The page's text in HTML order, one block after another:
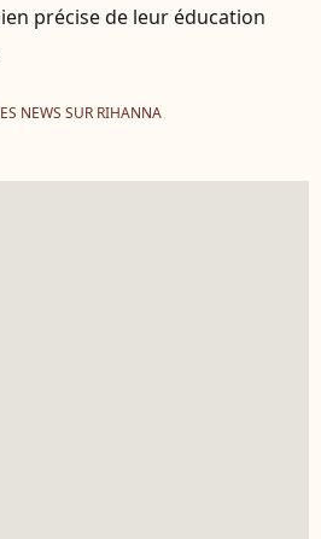
précise de leur éducation
NEWS SUR RIHANNA